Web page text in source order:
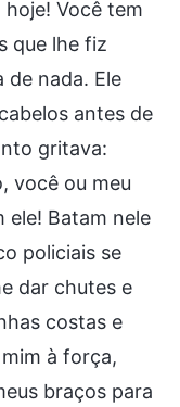
Você tem
que lhe fiz
de nada. Ele
antes de
gritava:
você ou meu
ele! Batam nele
policiais se
dar chutes e
costas e
à força,
braços para